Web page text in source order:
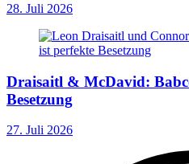
28. Juli 2026
Draisaitl & McDavid:
Besetzung
27. Juli 2026